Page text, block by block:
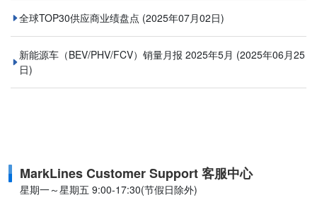
全球TOP30供应商业绩盘点 (2025年07月02日)
新能源车（BEV/PHV/FCV）销量月报 2025年5月 (2025年06月25
日)
MarkLines Customer Support 客服中心
星期一～星期五 9:00-17:30(节假日除外)